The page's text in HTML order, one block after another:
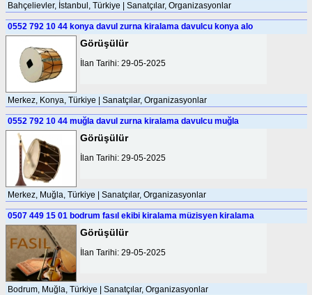
Bahçelievler, İstanbul, Türkiye | Sanatçılar, Organizasyonlar
0552 792 10 44 konya davul zurna kiralama davulcu konya alo
Görüşülür
İlan Tarihi: 29-05-2025
Merkez, Konya, Türkiye | Sanatçılar, Organizasyonlar
0552 792 10 44 muğla davul zurna kiralama davulcu muğla
Görüşülür
İlan Tarihi: 29-05-2025
Merkez, Muğla, Türkiye | Sanatçılar, Organizasyonlar
0507 449 15 01 bodrum fasıl ekibi kiralama müzisyen kiralama
Görüşülür
İlan Tarihi: 29-05-2025
Bodrum, Muğla, Türkiye | Sanatçılar, Organizasyonlar